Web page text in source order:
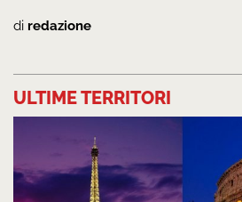
di redazione
ULTIME TERRITORI